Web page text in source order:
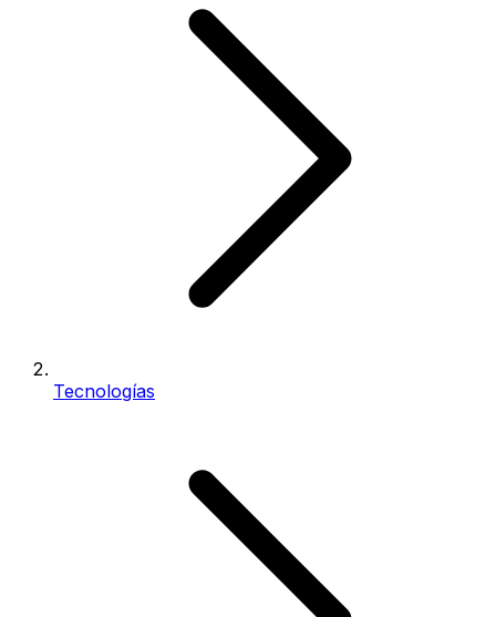
Tecnologías